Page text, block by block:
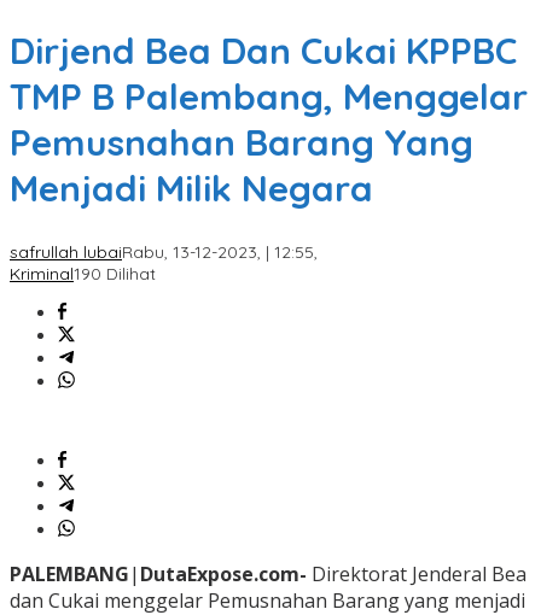
Dirjend Bea Dan Cukai KPPBC
TMP B Palembang, Menggelar
Pemusnahan Barang Yang
Menjadi Milik Negara
safrullah lubaiRabu, 13-12-2023, | 12:55,
Kriminal190 Dilihat
PALEMBANG| DutaExpose.com- Direktorat Jenderal Bea
dan Cukai menggelar Pemusnahan Barang yang menjadi